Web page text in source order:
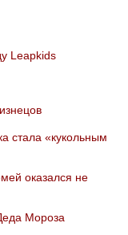
Leapkids
стала «кукольным
оказался не
Мороза